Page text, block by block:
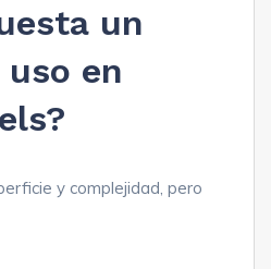
un
en
y complejidad, pero